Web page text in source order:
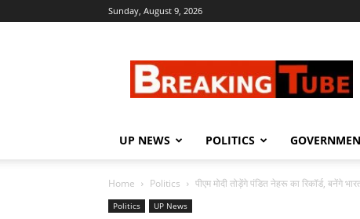
Sunday, August 9, 2026
UP NEWS POLITICS
Home Politics पीएम मोदी तोड़ेंगे पंडित नेहरू का रिकॉर्ड, बनेंगे
Politics UP News